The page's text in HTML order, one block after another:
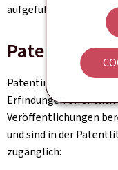
aufgeführt sind.
Patentinhaber sind
Erfindungen öffentlich
Veröffentlichungen
und sind in der
zugänglich: